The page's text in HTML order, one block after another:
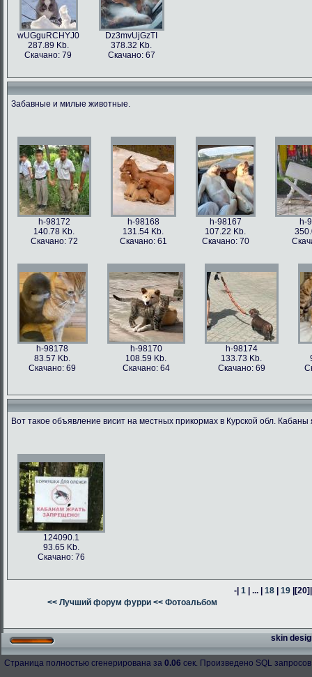
wUGguRCHYJ0
287.89 Kb.
Скачано: 79
Dz3mvUjGzTI
378.32 Kb.
Скачано: 67
Забавные и милые животные.
h-98172
140.78 Kb.
Скачано: 72
h-98168
131.54 Kb.
Скачано: 61
h-98167
107.22 Kb.
Скачано: 70
h-
h-98178
83.57 Kb.
Скачано: 69
h-98170
108.59 Kb.
Скачано: 64
h-98174
133.73 Kb.
Скачано: 69
h-98176
76.47 Kb.
Скачано: 63
h-98171
187.62 Kb.
Скачано: 66
h-98160
h-98164
Вот такое объявление висит на местных прикормах в Курской обл.
124090.1
93.65 Kb.
Скачано: 76
-| 1 | ... | 18 | 19 |[20]
<< Лучший форум фурри << Фотоальбом
skin
Страница полностью сгенерирована за 0.06 сек. Произведено SQL